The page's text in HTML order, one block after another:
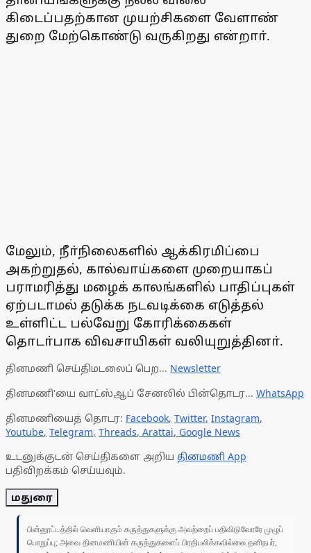
கிடைப்பதற்கான முயற்சிகளை வேளாண்
துறை மேற்கொண்டு வருகிறது என்றாா்.
மேலும், நீா்நிலைகளில் ஆக்கிரமிப்பை
அகற்றுதல், கால்வாய்களை முறையாகப்
பராமரித்து மழைக் காலங்களில் பாதிப்புகள்
ஏற்படாமல் தடுக்க நடவடிக்கை எடுத்தல்
உள்ளிட்ட பல்வேறு கோரிக்கைகள்
தொடா்பாக விவசாயிகள் வலியுறுத்தினா்.
தினமணி செய்திமடலைப் பெற... Newsletter
தினமணி'யை வாட்ஸ்ஆப் சேனலில் பின்தொடர... WhatsApp
தினமணியைத் தொடர: Facebook, Twitter, Instagram,
Youtube, Telegram, Threads, Arattai, Google News
உடனுக்குடன் செய்திகளை அறிய தினமணி App
பதிவிறக்கம் செய்யவும்.
மதுரை
பின்னூட்டத்தில் வெளியாகும் கருத்துகளுக்கு அவற்றைப் பதிவிடுவோரே முழுப்
பொறுப்பு; அவை தினமணியின் கருத்துகளைப் பிரதிபலிக்கவில்லை.தனிநபர்,